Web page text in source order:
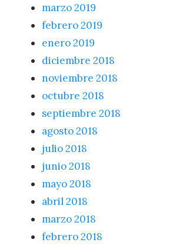
marzo 2019
febrero 2019
enero 2019
diciembre 2018
noviembre 2018
octubre 2018
septiembre 2018
agosto 2018
julio 2018
junio 2018
mayo 2018
abril 2018
marzo 2018
febrero 2018